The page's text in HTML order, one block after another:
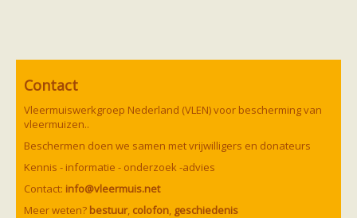
Regionale of provinciale werkgroepen
Landelijke natuurverenigingen
Ik wil graag mee op vleermuisexcursie
Aankondiging activiteiten
Ik ben op zoek naar een detector
Hoe vleermuizen leven
Voedsel en jagen
Contact
Vleermuiswerkgroep Nederland (VLEN) voor bescherming van
vleermuizen..
Beschermen doen we samen met vrijwilligers en donateurs
Kennis - informatie - onderzoek -advies
Contact: info@vleermuis.net
Meer weten? bestuur, colofon, geschiedenis